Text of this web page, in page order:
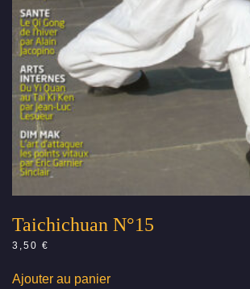
Taichichuan N°15
3,50 €
Ajouter au panier